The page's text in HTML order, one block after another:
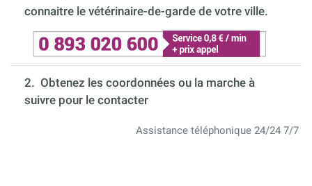
connaitre le vétérinaire-de-garde de votre ville.
2. Obtenez les coordonnées ou la marche à
suivre pour le contacter
Assistance téléphonique 24/24 7/7